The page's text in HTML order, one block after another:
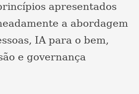
apresentados
a abordagem
IA para o bem,
e governança